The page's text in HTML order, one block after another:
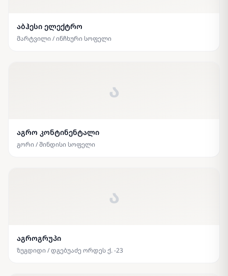
აბჰესი ელექტრო
მარტვილი / ინჩხური სოფელი
ა
აგრო კონტინენტალი
გორი / შინდისი სოფელი
ა
აგროგრუპი
ზუგდიდი / დგებუაძე ორდეს ქ. -23